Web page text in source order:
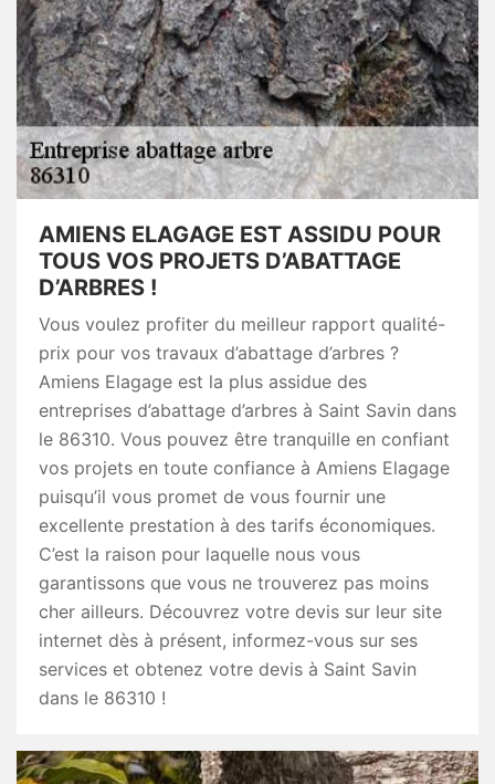
AMIENS ELAGAGE EST ASSIDU POUR
TOUS VOS PROJETS D’ABATTAGE
D’ARBRES !
Vous voulez profiter du meilleur rapport qualité-
prix pour vos travaux d’abattage d’arbres ?
Amiens Elagage est la plus assidue des
entreprises d’abattage d’arbres à Saint Savin dans
le 86310. Vous pouvez être tranquille en confiant
vos projets en toute confiance à Amiens Elagage
puisqu’il vous promet de vous fournir une
excellente prestation à des tarifs économiques.
C’est la raison pour laquelle nous vous
garantissons que vous ne trouverez pas moins
cher ailleurs. Découvrez votre devis sur leur site
internet dès à présent, informez-vous sur ses
services et obtenez votre devis à Saint Savin
dans le 86310 !